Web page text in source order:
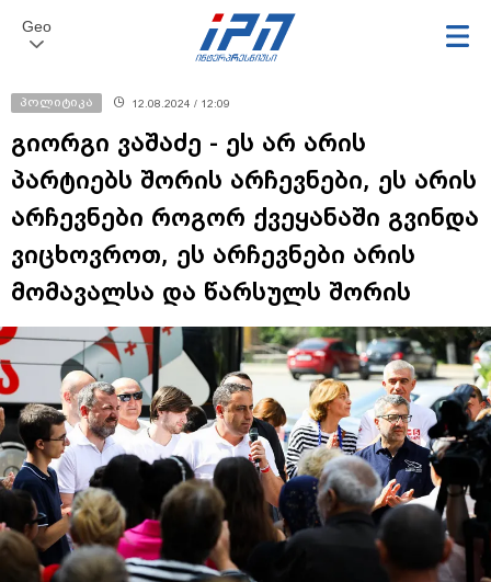
Geo
პოლიტიკა 12.08.2024 / 12:09
გიორგი ვაშაძე - ეს არ არის
პარტიებს შორის არჩევნები, ეს არის
არჩევნები როგორ ქვეყანაში გვინდა
ვიცხოვროთ, ეს არჩევნები არის
მომავალსა და წარსულს შორის